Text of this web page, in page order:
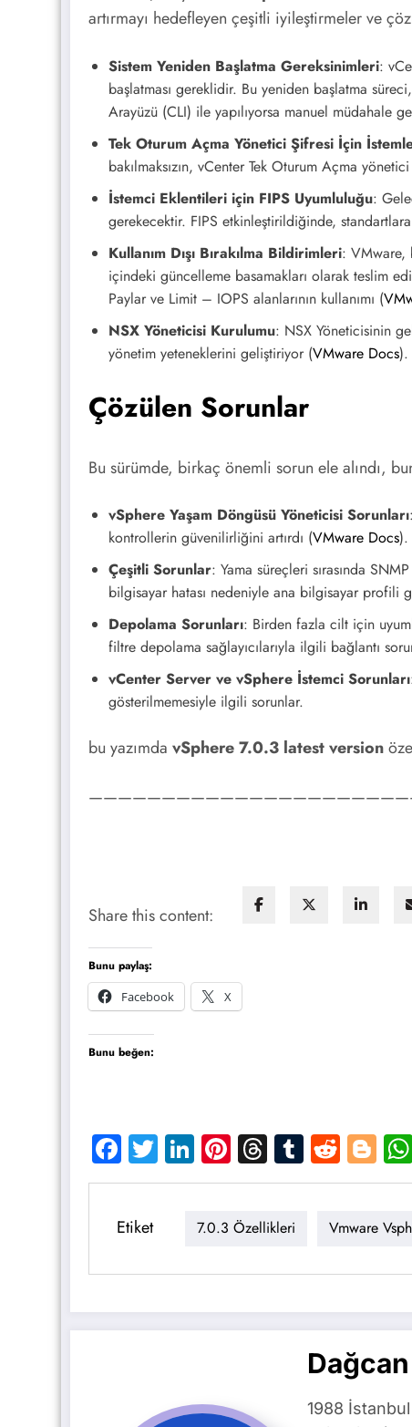
artırmayı hedefleyen çeşitli iyileştirmeler ve
Sistem Yeniden Başlatma Gereksinimleri:
başlatması gereklidir. Bu yeniden başlatma
Arayüzü (CLI) ile yapılıyorsa manuel müdahale
Tek Oturum Açma Yönetici Şifresi İçin
bakılmaksızın, vCenter Tek Oturum Açma
İstemci Eklentileri için FIPS Uyumluluğu:
gerekecektir. FIPS etkinleştirildiğinde,
Kullanım Dışı Bırakılma Bildirimleri: VMware,
içindeki güncelleme basamakları olarak teslim
Paylar ve Limit – IOPS alanlarının kullanımı​ (
NSX Yöneticisi Kurulumu: NSX Yöneticisinin
yönetim yeteneklerini geliştiriyor​ (VMware Docs)​.
Çözülen Sorunlar
Bu sürümde, birkaç önemli sorun ele alındı,
vSphere Yaşam Döngüsü Yöneticisi Sorunları
kontrollerin güvenilirliğini artırdı​ (VMware Docs)​.
Çeşitli Sorunlar: Yama süreçleri sırasında
bilgisayar hatası nedeniyle ana bilgisayar profili
Depolama Sorunları: Birden fazla cilt için
filtre depolama sağlayıcılarıyla ilgili bağlantı
vCenter Server ve vSphere İstemci Sorunları
gösterilmemesiyle ilgili sorunlar.
bu yazımda vSphere 7.0.3 latest version
Share this content:
Bunu paylaş:
Facebook
X
Bunu beğen:
Facebook
TwitterLinkedIn
Pinterest
Threads
Tumblr
Reddit
Etiket 7.0.3 Özellikleri Vmware
1988